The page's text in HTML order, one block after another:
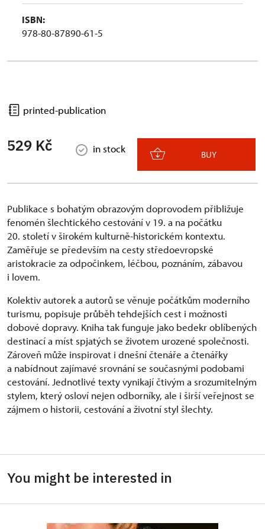
ISBN:
978-80-87890-61-5
printed-publication
529 Kč in stock BUY
Publikace s bohatým obrazovým doprovodem přibližuje
fenomén šlechtického cestování v 19. a na počátku
20. století v širokém kulturně-historickém kontextu.
Zaměřuje se především na cesty středoevropské
aristokracie za odpočinkem, léčbou, poznáním, zábavou
i lovem.
Kolektiv autorek a autorů se věnuje počátkům moderního
turismu, popisuje průběh tehdejších cest i možnosti
dobové dopravy. Kniha tak funguje jako bedekr oblíbených
destinací a míst spjatých se životem urozené společnosti.
Zároveň může inspirovat i dnešní čtenáře a čtenářky
a nabídnout zajímavé srovnání se současnými podobami
cestování. Jednotlivé texty vynikají čtivým a srozumitelným
stylem, který osloví nejen odborníky, ale i širší veřejnost se
zájmem o historii, cestování a životní styl šlechty.
You might be interested in